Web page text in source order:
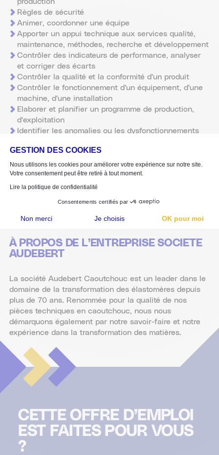
GESTION DES COOKIES
Nous utilisons les cookies pour améliorer votre expérience sur notre site.
Votre consentement peut être retiré à tout moment.
Lire la politique de confidentialité
Consentements certifiés par
Non merci Je choisis OK pour moi
Notre plateforme vous permet d'adapter et de gérer vos paramètres de confidentialité, en
Règles de sécurité
Animer, coordonner une équipe
Apporter un appui technique aux services qualité,
maintenance, méthodes, recherche et développement
Contrôler des indicateurs de performance, analyser
et corriger des écarts
Contrôler la qualité et la conformité d'un produit
Contrôler le fonctionnement d'un équipement, d'une
machine, d'une installation
Elaborer et planifier un programme de production,
d'exploitation
Identifier les anomalies ou les dysfonctionnements
Organiser et contrôler un approvisionnement
Organiser le travail d'une équipe
Organiser ou surveiller des phases de fabrication
Préparer du matériel en prévision d'un travail
Régler les machines compressions
Préparer la matière première
À PROPOS DE L’ENTREPRISE SOCIETE
AUDEBERT
La société Audebert Caoutchouc est un leader dans le
domaine de la transformation des élastomères depuis
plus de 70 ans. Renommée pour la qualité de nos
pièces techniques en caoutchouc, nous nous
démarquons également par notre savoir-faire et notre
expérience dans la transformation des matières.
CETTE OFFRE D’EMPLOI
EST FAITES POUR VOUS
?